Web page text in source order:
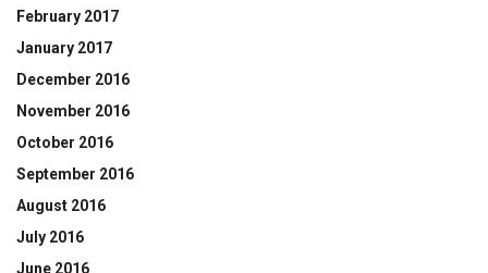
February 2017
January 2017
December 2016
November 2016
October 2016
September 2016
August 2016
July 2016
June 2016